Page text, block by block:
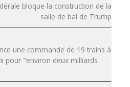
bloque la construction de la
salle de bal de Trump
une commande de 19 trains à
pour "environ deux milliards